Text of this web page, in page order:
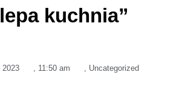
kuchnia”
2023 , 11:50 am , Uncategorized